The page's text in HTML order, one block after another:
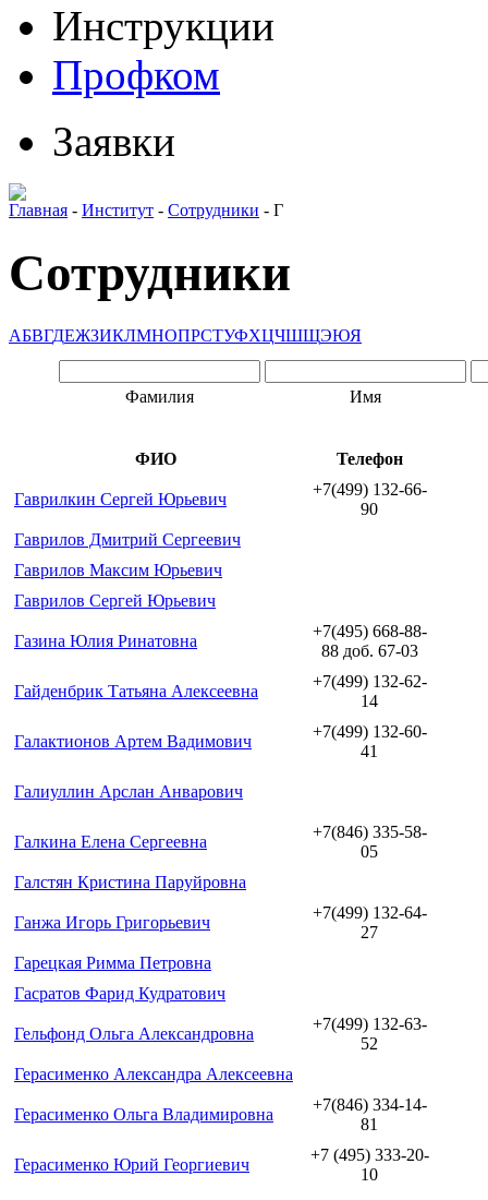
Инструкции
Профком
Заявки
Главная - Институт - Сотрудники - Г
Сотрудники
АБВГДЕЖЗИКЛМНОПРСТУФХЦЧШЩЭЮЯ
Фамилия Имя
ФИО Телефон
Гаврилкин Сергей Юрьевич
+7(499) 132-66-
90
Гаврилов Дмитрий Сергеевич
Гаврилов Максим Юрьевич
Гаврилов Сергей Юрьевич
Газина Юлия Ринатовна
+7(495) 668-88-
88 доб. 67-03
Гайденбрик Татьяна Алексеевна
+7(499) 132-62-
14
Галактионов Артем Вадимович
+7(499) 132-60-
41
Галиуллин Арслан Анварович
Галкина Елена Сергеевна
+7(846) 335-58-
05
Галстян Кристина Паруйровна
Ганжа Игорь Григорьевич
+7(499) 132-64-
27
Гарецкая Римма Петровна
Гасратов Фарид Кудратович
Гельфонд Ольга Александровна
+7(499) 132-63-
52
Герасименко Александра Алексеевна
Герасименко Ольга Владимировна
+7(846) 334-14-
81
Герасименко Юрий Георгиевич
+7 (495) 333-20-
10